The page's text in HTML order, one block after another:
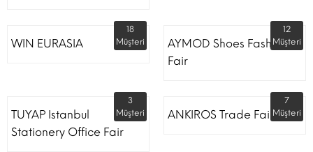
WIN EURASIA
18
Müşteri
AYMOD Shoes Fashion
Fair
12
Müşteri
TUYAP Istanbul
Stationery Office Fair
3
Müşteri
ANKIROS Trade Fairs
7
Müşteri